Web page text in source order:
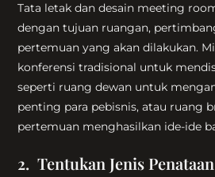
Tata letak dan desain meeting
dengan tujuan ruangan,
pertemuan yang akan dilakukan.
konferensi tradisional untuk
seperti ruang dewan untuk
penting para pebisnis, atau ruang
pertemuan menghasilkan ide-ide
2. Tentukan Jenis